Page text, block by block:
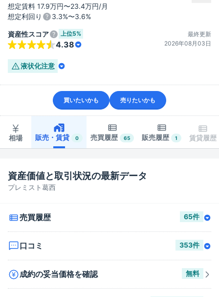
想定賃料 17.9万円〜23.4万円/月
想定利回り
3.3%〜3.6%
資産性スコア 上位5%
4.38
最終更新
2026年08月03日
液状化注意
買いたいかも 売りたいかも
相場 販売・賃貸 0 売買履歴 65 販売履歴 1 賃貸履歴
プレミスト葛西
資産価値と取引状況の最新データ
売買履歴 65件
口コミ 353件
成約の妥当価格を確認 無料